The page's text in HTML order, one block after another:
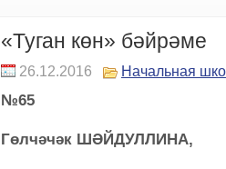
«Туган көн» бәйрәме
26.12.2016 Начальная
№65
Гөлчәчәк ШӘЙДУЛЛИНА,